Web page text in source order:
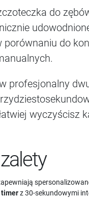
do
porównaniu do
profesjonalny
wyczyścisz
timerz 30-sekundowymi